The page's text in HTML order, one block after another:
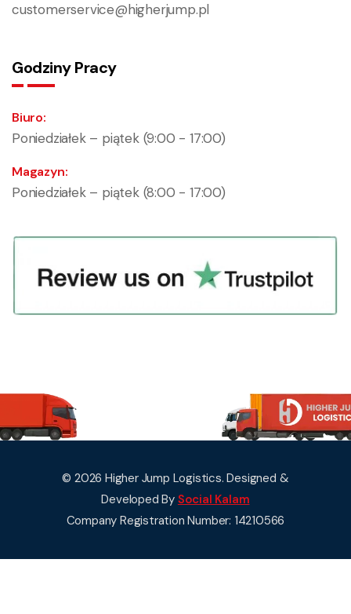
customerservice@higherjump.pl
Godziny Pracy
Biuro:
Poniedziałek – piątek (9:00 - 17:00)
Magazyn:
Poniedziałek – piątek (8:00 - 17:00)
© 2026 Higher Jump Logistics. Designed &
Developed By Social Kalam
Company Registration Number: 14210566